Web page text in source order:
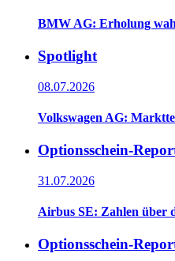
BMW AG: Erholung
Spotlight
08.07.2026
Volkswagen AG:
Optionsschein-
31.07.2026
Airbus SE: Zahlen über
Optionsschein-